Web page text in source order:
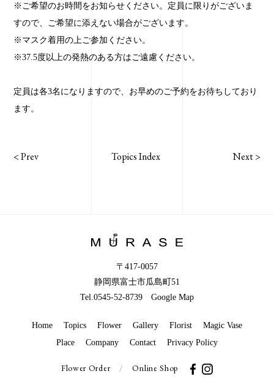
※ご希望のお時間をお知らせください。定員に限りがございま
すので、ご希望に添えない場合がございます。
※マスク着用の上ご参加ください。
※37.5度以上の発熱のある方はご遠慮ください。
定員は各3名になりますので、お早めのご予約をお待ちしており
ます。
<Prev Topics Index Next>
〒417-0057
静岡県富士市瓜島町51
Tel.0545-52-8739 Google Map
Home Topics Flower Gallery Florist
Magic Vase
Place
Company Contact Privacy Policy
Flower Order/Online Shop